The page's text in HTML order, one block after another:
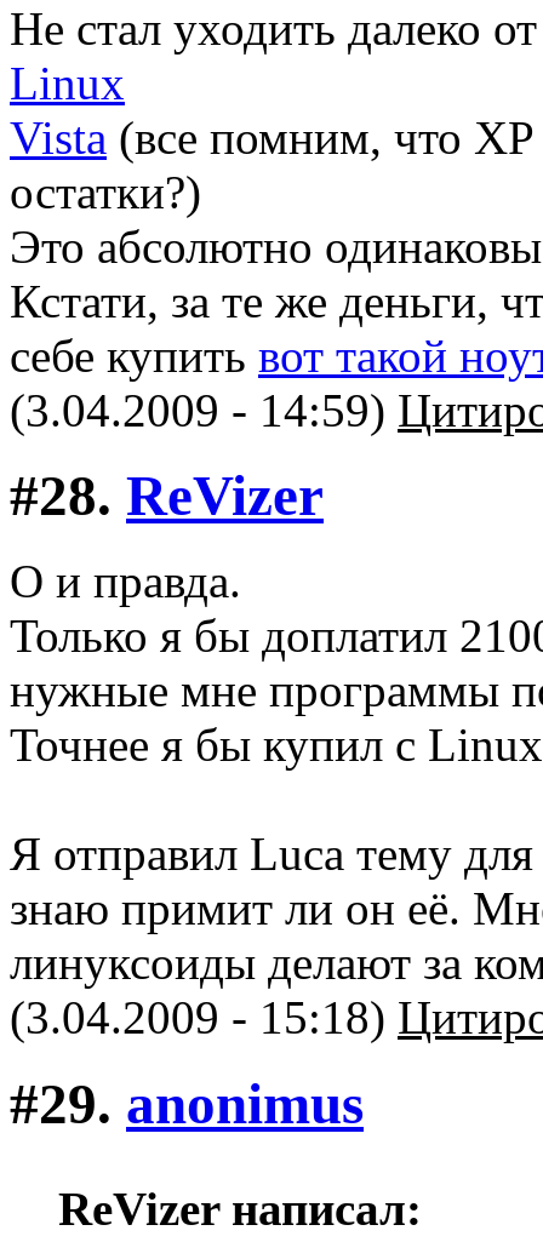
Не стал уходить далеко
Linux
Vista (все помним, что
остатки?)
Это абсолютно
Кстати, за те же деньги,
себе купить вот такой
(3.04.2009 - 14:59)
#28. ReVizer
О и правда.
Только я бы доплатил
нужные мне программы
Точнее я бы купил с
Я отправил Luca тему
знаю примит ли он её.
линуксоиды делают за
(3.04.2009 - 15:18)
#29. anonimus
ReVizer написал: